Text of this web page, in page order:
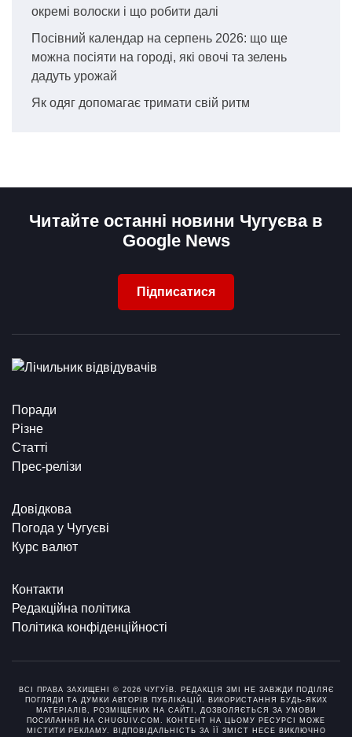
окремі волоски і що робити далі
Посівний календар на серпень 2026: що ще
можна посіяти на городі, які овочі та зелень
дадуть урожай
Як одяг допомагає тримати свій ритм
Читайте останні новини Чугуєва в
Google News
Підписатися
Поради
Різне
Статті
Прес-релізи
Довідкова
Погода у Чугуєві
Курс валют
Контакти
Редакційна політика
Політика конфіденційності
ВСІ ПРАВА ЗАХИЩЕНІ © 2026 ЧУГУЇВ. РЕДАКЦІЯ ЗМІ НЕ ЗАВЖДИ ПОДІЛЯЄ
ПОГЛЯДИ ТА ДУМКИ АВТОРІВ ПУБЛІКАЦІЙ. ВИКОРИСТАННЯ БУДЬ-ЯКИХ
МАТЕРІАЛІВ, РОЗМІЩЕНИХ НА САЙТІ, ДОЗВОЛЯЄТЬСЯ ЗА УМОВИ
ПОСИЛАННЯ НА CHUGUIV.COM. КОНТЕНТ НА ЦЬОМУ РЕСУРСІ МОЖЕ
МІСТИТИ РЕКЛАМУ. ВІДПОВІДАЛЬНІСТЬ ЗА ЇЇ ЗМІСТ НЕСЕ ВИКЛЮЧНО